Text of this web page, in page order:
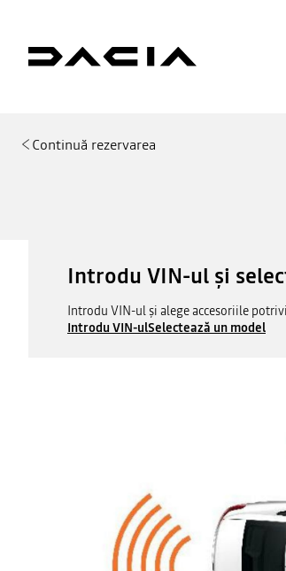
Continuă rezervarea
Introdu VIN-ul și
Introdu VIN-ul și alege accesoriile
Introdu VIN-ulSelectează un model